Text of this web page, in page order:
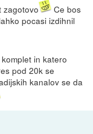
zagotovo
Ce bos
pocasi izdihnil
in katero
pod 20k se
kanalov se da